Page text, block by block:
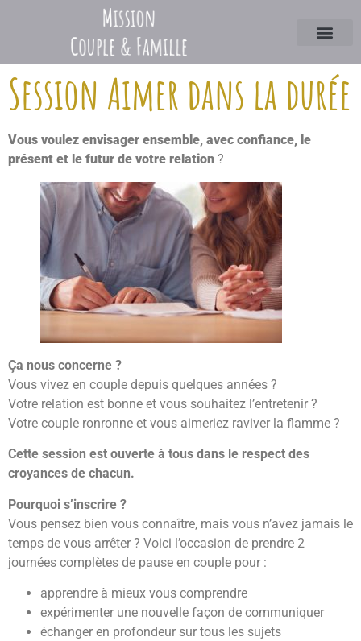
Session Aimer dans la durée
Vous voulez envisager ensemble, avec confiance, le
présent et le futur de votre relation ?
Ça nous concerne ?
Vous vivez en couple depuis quelques années ?
Votre relation est bonne et vous souhaitez l’entretenir ?
Votre couple ronronne et vous aimeriez raviver la flamme ?
Cette session est ouverte à tous dans le respect des
croyances de chacun.
Pourquoi s’inscrire ?
Vous pensez bien vous connaître, mais vous n’avez jamais le
temps de vous arrêter ? Voici l’occasion de prendre 2
journées complètes de pause en couple pour :
apprendre à mieux vous comprendre
expérimenter une nouvelle façon de communiquer
échanger en profondeur sur tous les sujets